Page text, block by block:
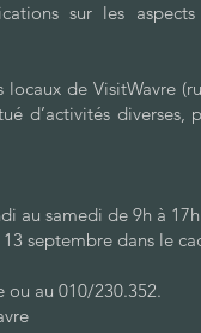
sur les
de VisitWavre
d’activités diverses,
au samedi de 9h à
septembre dans le
ou au 010/230.352.